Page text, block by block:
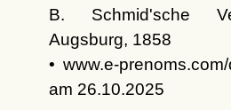
B. Schmid'sche
Augsburg, 1858
• www.e-
am 26.10.2025